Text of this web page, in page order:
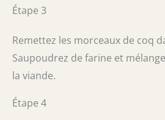
Étape 3
Remettez les morceaux de coq
Saupoudrez de farine et
la viande.
Étape 4